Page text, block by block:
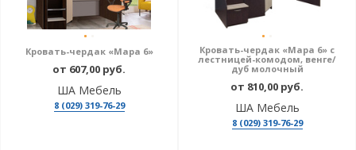
Кровать-чердак «Мара 6»
от 607,00 руб.
ША Мебель
8 (029) 319-76-29
Кровать-чердак «Мара 6» с
лестницей-комодом, венге/
дуб молочный
от 810,00 руб.
ША Мебель
8 (029) 319-76-29